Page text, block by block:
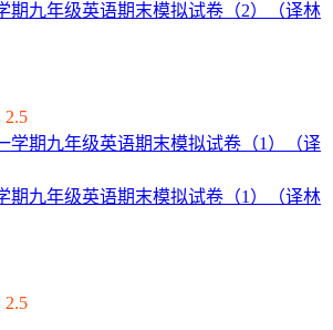
期九年级英语期末模拟试卷（2）（译林
2.5
期九年级英语期末模拟试卷（1）（译林
2.5